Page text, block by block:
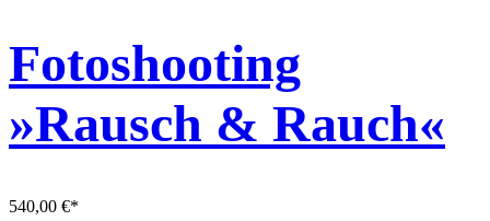
Fotoshooting
»Rausch & Rauch«
540,00 €*